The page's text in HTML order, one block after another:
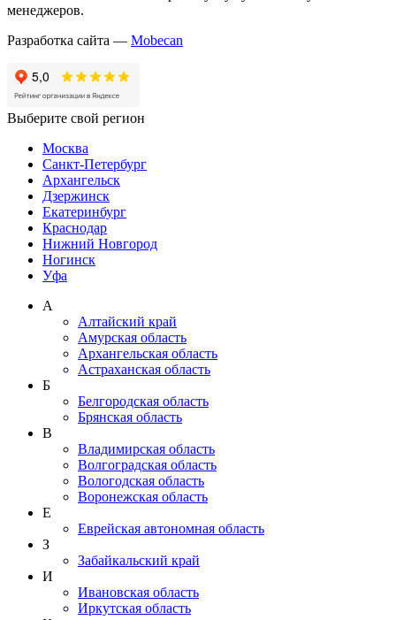
менеджеров.
Разработка сайта — Mobecan
Выберите свой регион
Москва
Санкт-Петербург
Архангельск
Дзержинск
Екатеринбург
Краснодар
Нижний Новгород
Ногинск
Уфа
А
Алтайский край
Амурская область
Архангельская область
Астраханская область
Б
Белгородская область
Брянская область
В
Владимирская область
Волгоградская область
Вологодская область
Воронежская область
Е
Еврейская автономная область
З
Забайкальский край
И
Ивановская область
Иркутская область